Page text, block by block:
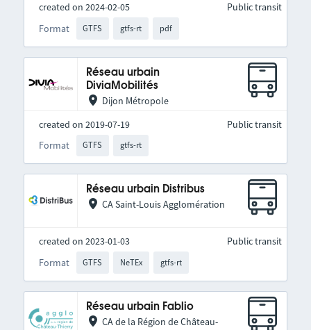
created on 2024-02-05
Format
GTFS gtfs-rt pdf
Public transit
Réseau urbain
DiviaMobilités
Dijon Métropole
created on 2019-07-19
Format
GTFS gtfs-rt
Public transit
Réseau urbain Distribus
CA Saint-Louis Agglomération
created on 2023-01-03
Format
GTFS NeTEx gtfs-rt
Public transit
Réseau urbain Fablio
CA de la Région de Château-